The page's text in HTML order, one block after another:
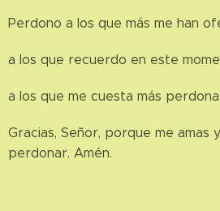
Perdono a los que más me han
a los que recuerdo en este
a los que me cuesta más
Gracias, Señor, porque me amas
perdonar. Amén.